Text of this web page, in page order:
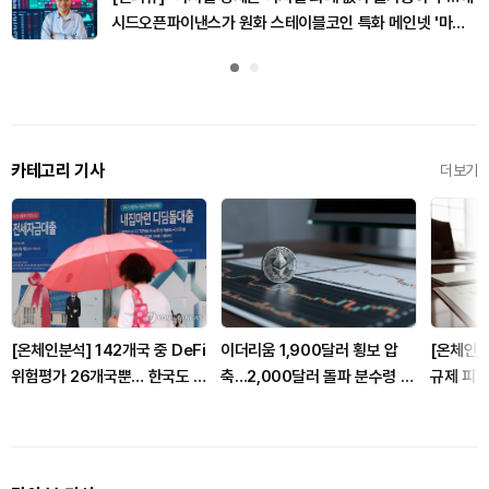
시드오픈파이낸스가 원화 스테이블코인 특화 메인넷 '마
카테고리 기사 더보기
[온체인분석] 142개국 중 DeFi
위험평가 26개국뿐… 한국도 규
이더리움 1,900달러 횡보 압
축…2,000달러 돌파 분수령 될
[온체인
규제 피